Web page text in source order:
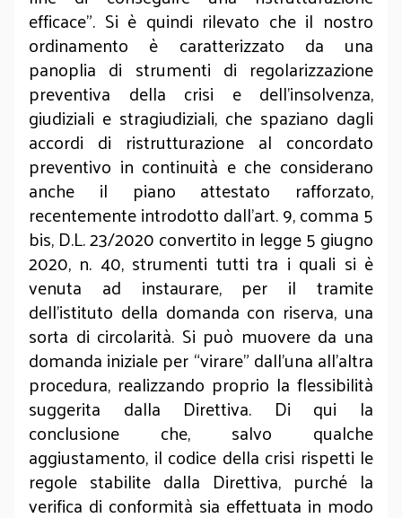
efficace”. Si è quindi rilevato che il nostro
ordinamento è caratterizzato da una
panoplia di strumenti di regolarizzazione
preventiva della crisi e dell’insolvenza,
giudiziali e stragiudiziali, che spaziano dagli
accordi di ristrutturazione al concordato
preventivo in continuità e che considerano
anche il piano attestato rafforzato,
recentemente introdotto dall’art. 9, comma 5
bis, D.L. 23/2020 convertito in legge 5 giugno
2020, n. 40, strumenti tutti tra i quali si è
venuta ad instaurare, per il tramite
dell’istituto della domanda con riserva, una
sorta di circolarità. Si può muovere da una
domanda iniziale per “virare” dall’una all’altra
procedura, realizzando proprio la flessibilità
suggerita dalla Direttiva. Di qui la
conclusione che, salvo qualche
aggiustamento, il codice della crisi rispetti le
regole stabilite dalla Direttiva, purché la
verifica di conformità sia effettuata in modo